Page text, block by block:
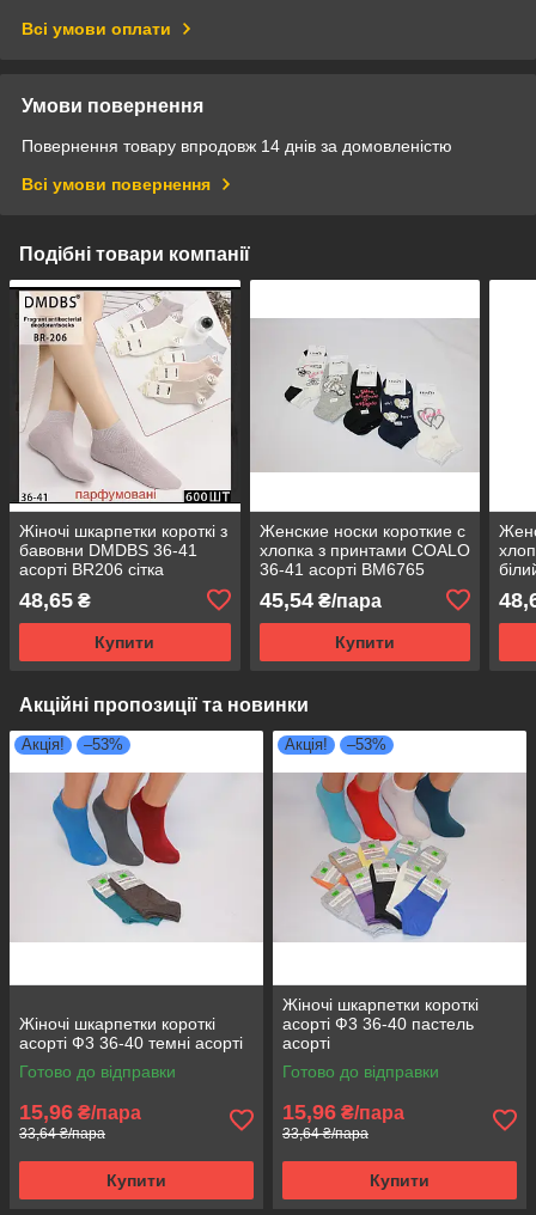
Всі умови оплати
Умови повернення
Повернення товару впродовж 14 днів за домовленістю
Всі умови повернення
Подібні товари компанії
Жіночі шкарпетки короткі з
бавовни DMDBS 36-41
асорті BR206 сітка
48,65 ₴
Купити
Женские носки короткие с
хлопка з принтами COALO
36-41 асорті BM6765
45,54₴/пара
Купити
Акційні пропозиції та новинки
Акція! –53%
Жіночі шкарпетки короткі
асорті Ф3 36-40 темні асорті
Готово до відправки
15,96 ₴/пара
33,64 ₴/пара
Купити
Акція! –53%
Жіночі шкарпетки короткі
асорті Ф3 36-40 пастель
асорті
Готово до відправки
15,96 ₴/пара
33,64 ₴/пара
Купити